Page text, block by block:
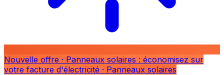
Nouvelle offre · Panneaux solaires : économisez sur
votre facture d'électricité · Panneaux solaires